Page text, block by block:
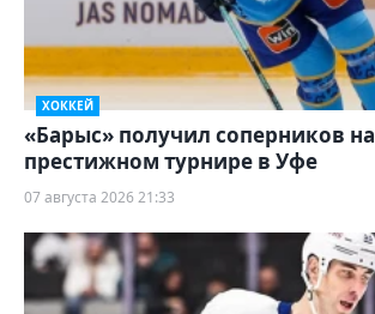
ХОККЕЙ
«Барыс» получил соперников на
престижном турнире в Уфе
07 августа 2026 21:33